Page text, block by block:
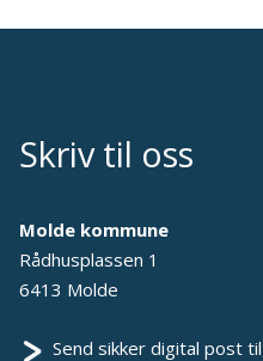
Skriv til oss
Molde kommune
Rådhusplassen 1
6413 Molde
Send sikker digital post